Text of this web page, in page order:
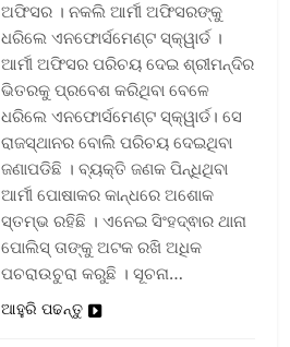
ଅଫିସର । ନକଲି ଆର୍ମୀ ଅଫିସରଙ୍କୁ
ଧରିଲେ ଏନଫୋର୍ସମେଣ୍ଟ ସ୍କ୍ୱାର୍ଡ ।
ଆର୍ମୀ ଅଫିସର ପରିଚୟ ଦେଇ ଶ୍ରୀମନ୍ଦିର
ଭିତରକୁ ପ୍ରବେଶ କରିଥିବା ବେଳେ
ଧରିଲେ ଏନଫୋର୍ସମେଣ୍ଟ ସ୍କ୍ୱାର୍ଡ। ସେ
ରାଜସ୍ଥାନର ବୋଲି ପରିଚୟ ଦେଇଥିବା
ଜଣାପଡିଛି । ବ୍ୟକ୍ତି ଜଣକ ପିନ୍ଧିଥିବା
ଆର୍ମୀ ପୋଷାକର କାନ୍ଧରେ ଅଶୋକ
ସ୍ତମ୍ଭ ରହିଛି । ଏନେଇ ସିଂହଦ୍ଵାର ଥାନା
ପୋଲିସ୍ ତାଙ୍କୁ ଅଟକ ରଖି ଅଧିକ
ପଚରାଉଚୁରା କରୁଛି । ସୂଚନା…
ଆହୁରି ପଢନ୍ତୁ